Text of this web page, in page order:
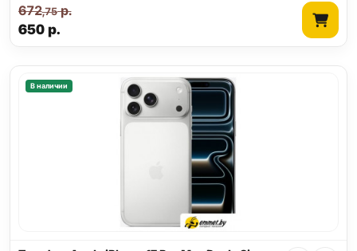
650р.
672,75р.
В наличии